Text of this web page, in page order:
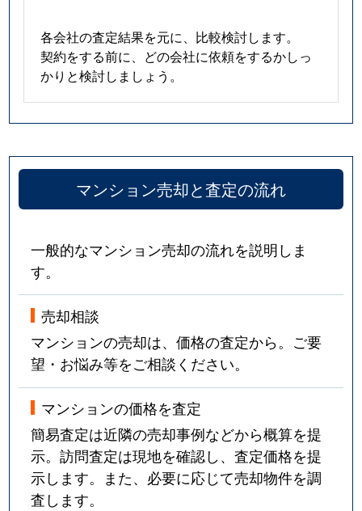
各会社の査定結果を元に、比較検討します。
契約をする前に、どの会社に依頼をするかしっ
かりと検討しましょう。
マンション売却と査定の流れ
一般的なマンション売却の流れを説明しま
す。
売却相談
マンションの売却は、価格の査定から。ご要
望・お悩み等をご相談ください。
マンションの価格を査定
簡易査定は近隣の売却事例などから概算を提
示。訪問査定は現地を確認し、査定価格を提
示します。また、必要に応じて売却物件を調
査します。